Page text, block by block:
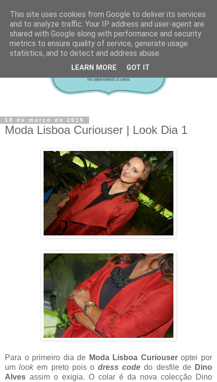
18 de março de 2015
Moda Lisboa Curiouser | Look Dia 1
Para o primeiro dia de Moda Lisboa Curiouseroptei por
umlookem preto pois odress codedo desfile de Dino
Alves assim o exigia. O colar é da nova colecção Dino
This site uses cookies from Google to deliver its services
and to analyze traffic. Your IP address and user-agent are
shared with Google along with performance and security
metrics to ensure quality of service, generate usage
statistics, and to detect and address abuse.
LEARN MORE GOT IT